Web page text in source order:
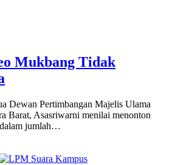
Mukbang Tidak
Dewan Pertimbangan Majelis Ulama
Barat, Asasriwarni menilai menonton
dalam jumlah…